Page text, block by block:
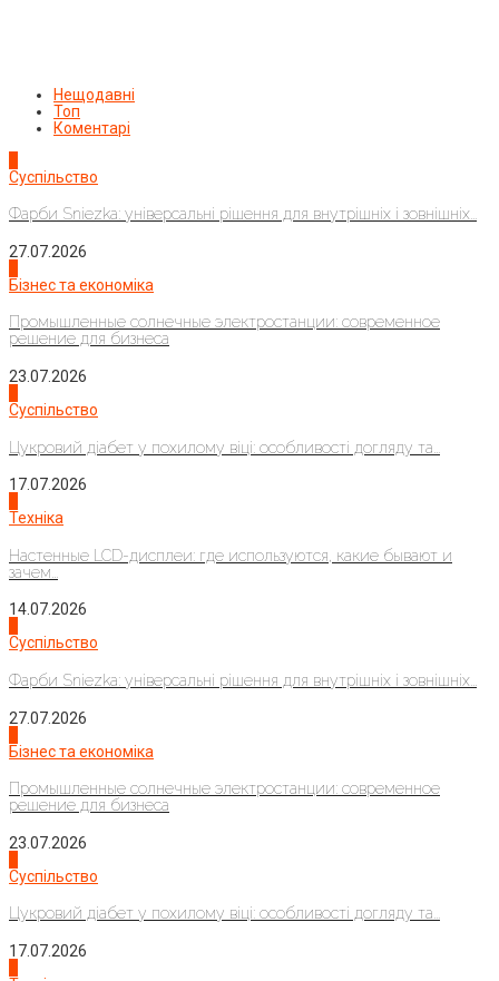
Нещодавні
Топ
Коментарі
Суспільство
Фарби Sniezka: універсальні рішення для внутрішніх і зовнішніх...
27.07.2026
Бізнес та економіка
Промышленные солнечные электростанции: современное
решение для бизнеса
23.07.2026
Суспільство
Цукровий діабет у похилому віці: особливості догляду та...
17.07.2026
Техніка
Настенные LCD-дисплеи: где используются, какие бывают и
зачем...
14.07.2026
Суспільство
Фарби Sniezka: універсальні рішення для внутрішніх і зовнішніх...
27.07.2026
Бізнес та економіка
Промышленные солнечные электростанции: современное
решение для бизнеса
23.07.2026
Суспільство
Цукровий діабет у похилому віці: особливості догляду та...
17.07.2026